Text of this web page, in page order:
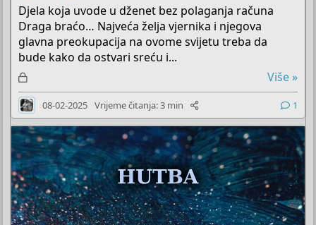
Djela koja uvode u dženet bez polaganja računa
Draga braćo… Najveća želja vjernika i njegova
glavna preokupacija na ovome svijetu treba da
bude kako da ostvari sreću i...
Z
a
k
l
j
u
č
a
n
o
Više »
08-02-2025 Vrijeme čitanja: 3 min 1